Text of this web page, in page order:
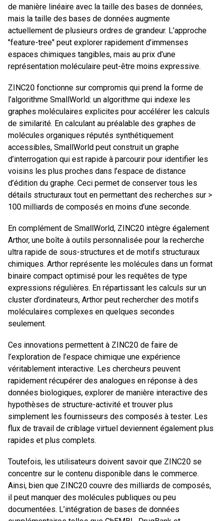
de manière linéaire avec la taille des bases de données,
mais la taille des bases de données augmente
actuellement de plusieurs ordres de grandeur. L’approche
"feature-tree" peut explorer rapidement d’immenses
espaces chimiques tangibles, mais au prix d’une
représentation moléculaire peut-être moins expressive.
ZINC20 fonctionne sur compromis qui prend la forme de
l’algorithme SmallWorld: un algorithme qui indexe les
graphes moléculaires explicites pour accélérer les calculs
de similarité. En calculant au préalable des graphes de
molécules organiques réputés synthétiquement
accessibles, SmallWorld peut construit un graphe
d’interrogation qui est rapide à parcourir pour identifier les
voisins les plus proches dans l’espace de distance
d’édition du graphe. Ceci permet de conserver tous les
détails structuraux tout en permettant des recherches sur >
100 milliards de composés en moins d’une seconde.
En complément de SmallWorld, ZINC20 intègre également
Arthor, une boîte à outils personnalisée pour la recherche
ultra rapide de sous-structures et de motifs structuraux
chimiques. Arthor représente les molécules dans un format
binaire compact optimisé pour les requêtes de type
expressions régulières. En répartissant les calculs sur un
cluster d’ordinateurs, Arthor peut rechercher des motifs
moléculaires complexes en quelques secondes
seulement.
Ces innovations permettent à ZINC20 de faire de
l’exploration de l’espace chimique une expérience
véritablement interactive. Les chercheurs peuvent
rapidement récupérer des analogues en réponse à des
données biologiques, explorer de manière interactive des
hypothèses de structure-activité et trouver plus
simplement les fournisseurs des composés à tester. Les
flux de travail de criblage virtuel deviennent également plus
rapides et plus complets.
Toutefois, les utilisateurs doivent savoir que ZINC20 se
concentre sur le contenu disponible dans le commerce.
Ainsi, bien que ZINC20 couvre des milliards de composés,
il peut manquer des molécules publiques ou peu
documentées. L’intégration de bases de données